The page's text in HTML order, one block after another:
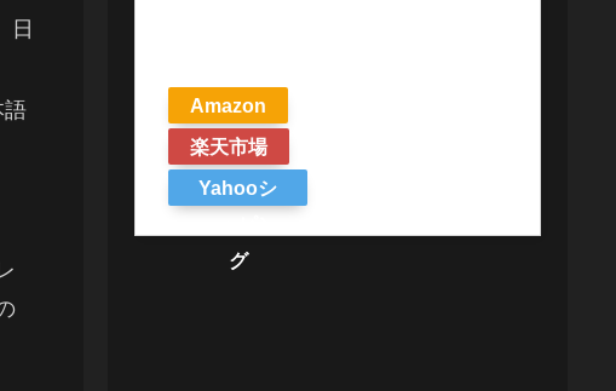
日
語
Amazon
楽天市場
Yahooシ
グ